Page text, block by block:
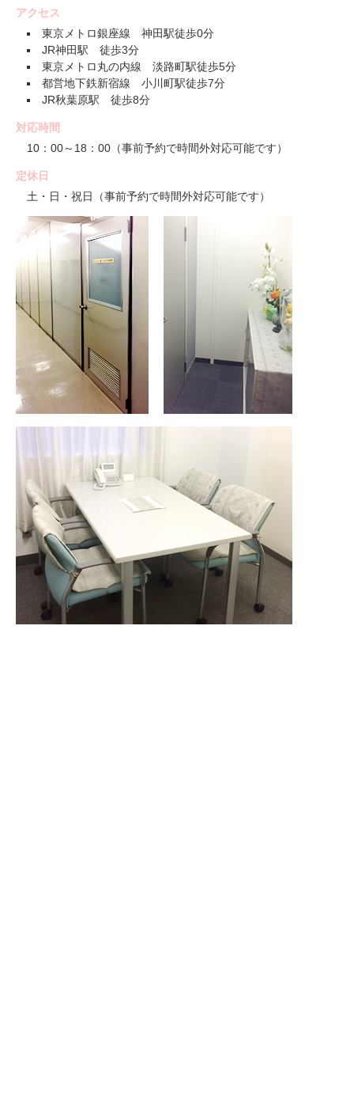
アクセス
東京メトロ銀座線 神田駅徒歩0分
JR神田駅 徒歩3分
東京メトロ丸の内線 淡路町駅徒歩5分
都営地下鉄新宿線 小川町駅徒歩7分
JR秋葉原駅 徒歩8分
対応時間
10：00～18：00（事前予約で時間外対応可能です）
定休日
土・日・祝日（事前予約で時間外対応可能です）